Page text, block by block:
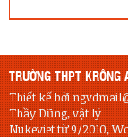
TRƯỜNG THPT KRÔNG
Thiết kế bởi
Thầy Dũng, vật lý
Nukeviet từ 9/2010,